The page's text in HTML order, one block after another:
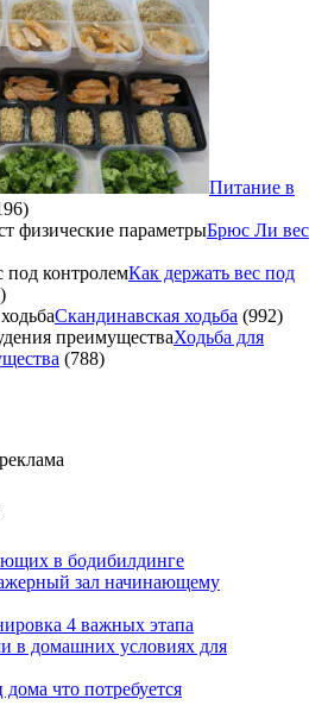
Питание в
Брюс Ли вес
Как держать вес под
Скандинавская ходьба (992)
Ходьба для
(788)
в бодибилдинге
зал начинающему
4 важных этапа
в домашних условиях для
что потребуется